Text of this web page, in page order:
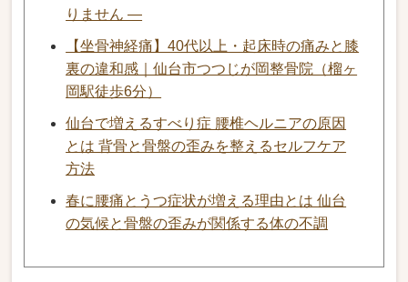
りません ―
【坐骨神経痛】40代以上・起床時の痛みと膝
裏の違和感｜仙台市つつじが岡整骨院（榴ヶ
岡駅徒歩6分）
仙台で増えるすべり症 腰椎ヘルニアの原因
とは 背骨と骨盤の歪みを整えるセルフケア
方法
春に腰痛とうつ症状が増える理由とは 仙台
の気候と骨盤の歪みが関係する体の不調